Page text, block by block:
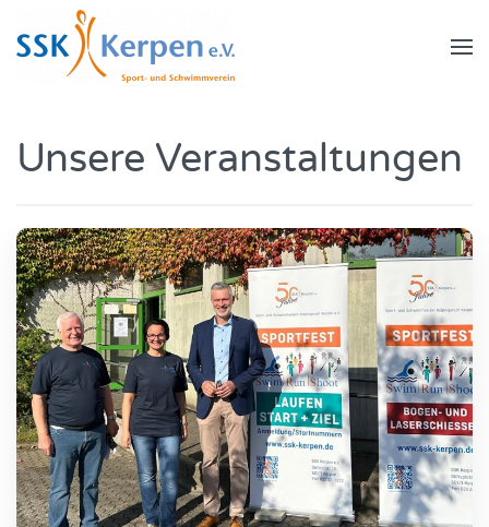
Zum Hauptinhalt springen
Unsere Veranstaltungen